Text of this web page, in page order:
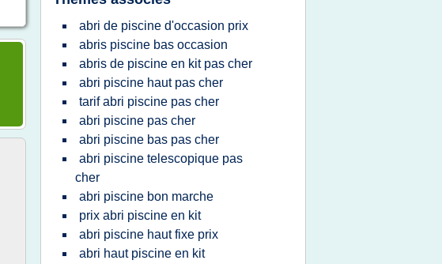
abri de piscine d'occasion prix
abris piscine bas occasion
abris de piscine en kit pas cher
abri piscine haut pas cher
tarif abri piscine pas cher
abri piscine pas cher
abri piscine bas pas cher
abri piscine telescopique pas
cher
abri piscine bon marche
prix abri piscine en kit
abri piscine haut fixe prix
abri haut piscine en kit